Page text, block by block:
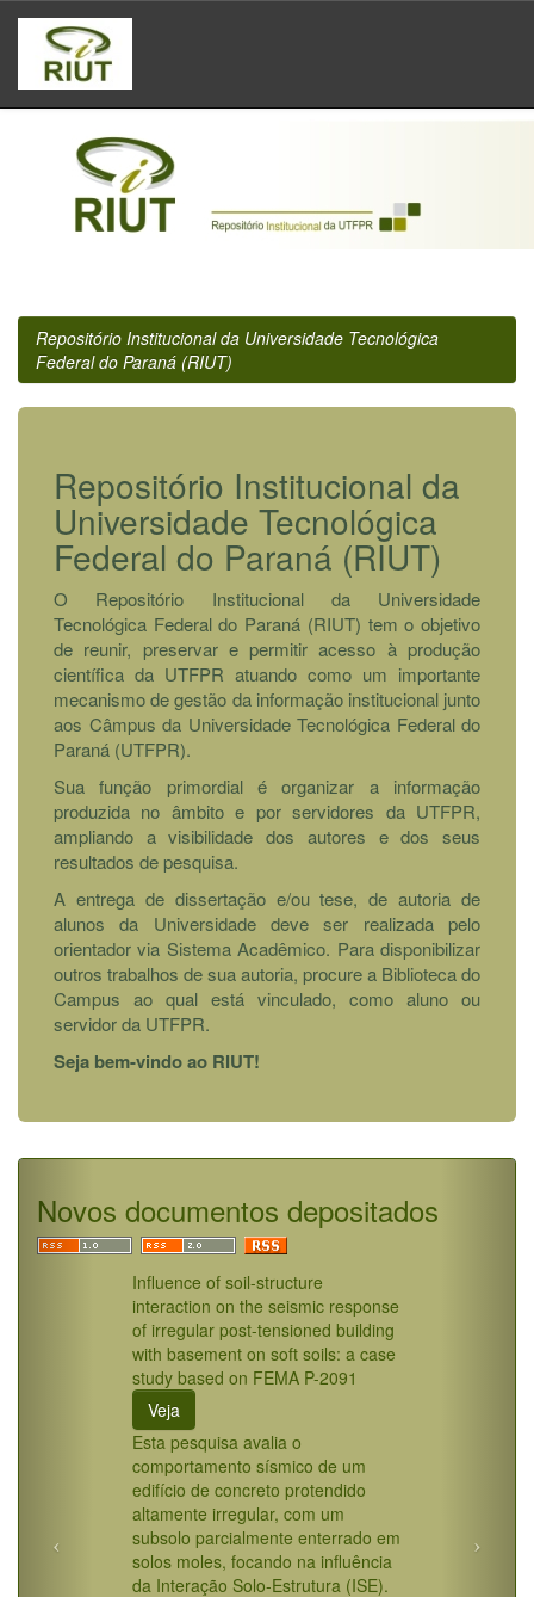
Skip
navigation
Repositório Institucional da Universidade Tecnológica
Federal do Paraná (RIUT)
Repositório Institucional da
Universidade Tecnológica
Federal do Paraná (RIUT)
O Repositório Institucional da Universidade
Tecnológica Federal do Paraná (RIUT) tem o objetivo
de reunir, preservar e permitir acesso à produção
científica da UTFPR atuando como um importante
mecanismo de gestão da informação institucional junto
aos Câmpus da Universidade Tecnológica Federal do
Paraná (UTFPR).
Sua função primordial é organizar a informação
produzida no âmbito e por servidores da UTFPR,
ampliando a visibilidade dos autores e dos seus
resultados de pesquisa.
A entrega de dissertação e/ou tese, de autoria de
alunos da Universidade deve ser realizada pelo
orientador via Sistema Acadêmico. Para disponibilizar
outros trabalhos de sua autoria, procure a Biblioteca do
Campus ao qual está vinculado, como aluno ou
servidor da UTFPR.
Seja bem-vindo ao RIUT!
Novos documentos depositados
Influence of soil-structure
interaction on the seismic response
of irregular post-tensioned building
with basement on soft soils: a case
study based on FEMA P-2091
Veja
Esta pesquisa avalia o
comportamento sísmico de um
edifício de concreto protendido
altamente irregular, com um
subsolo parcialmente enterrado em
solos moles, focando na influência
da Interação Solo-Estrutura (ISE).